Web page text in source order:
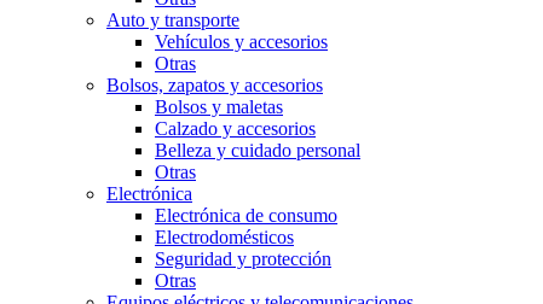
Auto y transporte
Vehí­culos y accesorios
Otras
Bolsos, zapatos y accesorios
Bolsos y maletas
Calzado y accesorios
Belleza y cuidado personal
Otras
Electrónica
Electrónica de consumo
Electrodomésticos
Seguridad y protección
Otras